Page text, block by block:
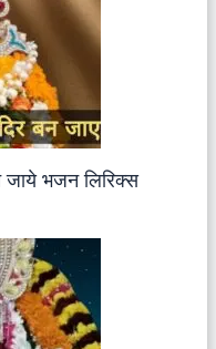
जाये भजन लिरिक्स